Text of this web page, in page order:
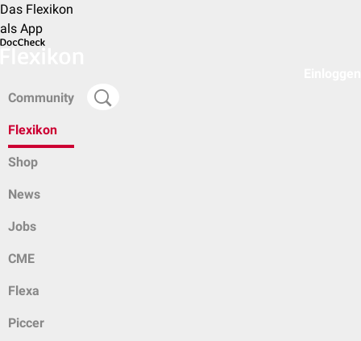
Das Flexikon
als App
Community
Flexikon
Shop
News
Jobs
CME
Flexa
Piccer